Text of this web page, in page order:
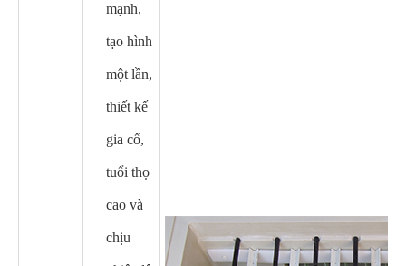
mạnh,
tạo hình
một lần,
thiết kế
gia cố,
tuổi thọ
cao và
chịu